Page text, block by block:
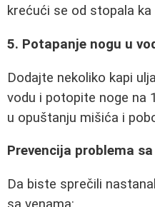
krećući se od stopala ka
5. Potapanje nogu u
Dodajte nekoliko kapi
vodu i potopite noge na
u opuštanju mišića i
Prevencija problema
Da biste sprečili